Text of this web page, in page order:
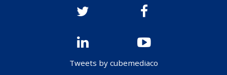
Tweets by cubemediaco